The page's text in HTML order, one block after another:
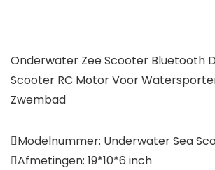
Onderwater Zee Scooter Bluetooth
Scooter RC Motor Voor
Zwembad
Modelnummer: Underwater Sea
Afmetingen: 19*10*6 inch